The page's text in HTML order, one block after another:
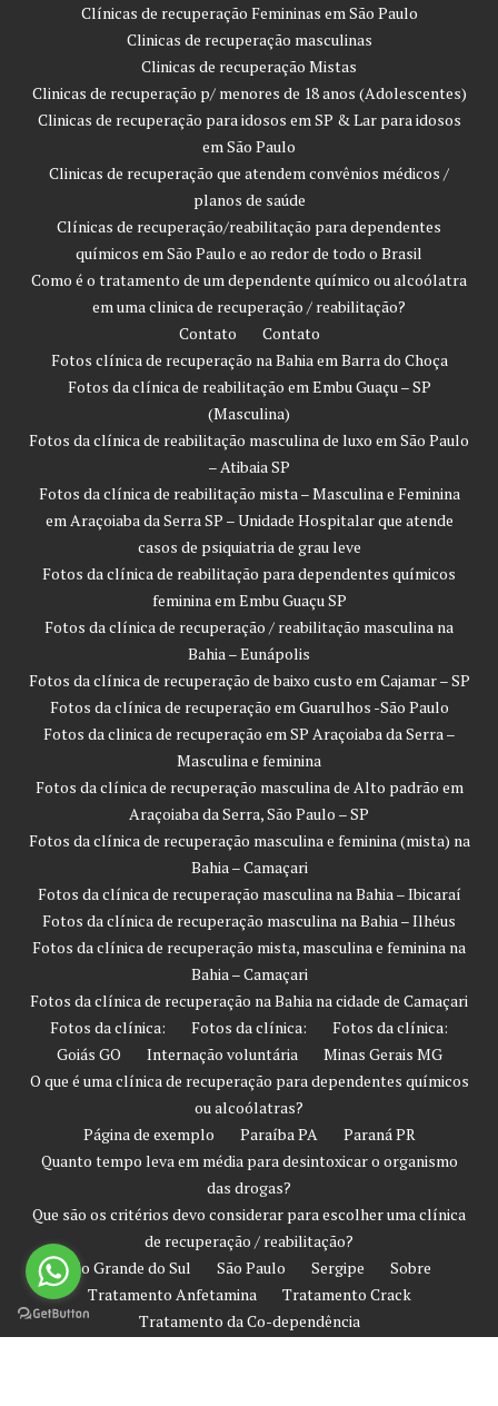
Clínicas de recuperação Femininas em São Paulo
Clinicas de recuperação masculinas
Clinicas de recuperação Mistas
Clinicas de recuperação p/ menores de 18 anos (Adolescentes)
Clinicas de recuperação para idosos em SP & Lar para idosos
em São Paulo
Clinicas de recuperação que atendem convênios médicos /
planos de saúde
Clínicas de recuperação/reabilitação para dependentes
químicos em São Paulo e ao redor de todo o Brasil
Como é o tratamento de um dependente químico ou alcoólatra
em uma clinica de recuperação / reabilitação?
Contato
Contato
Fotos clínica de recuperação na Bahia em Barra do Choça
Fotos da clínica de reabilitação em Embu Guaçu – SP
(Masculina)
Fotos da clínica de reabilitação masculina de luxo em São Paulo
– Atibaia SP
Fotos da clínica de reabilitação mista – Masculina e Feminina
em Araçoiaba da Serra SP – Unidade Hospitalar que atende
casos de psiquiatria de grau leve
Fotos da clínica de reabilitação para dependentes químicos
feminina em Embu Guaçu SP
Fotos da clínica de recuperação / reabilitação masculina na
Bahia – Eunápolis
Fotos da clínica de recuperação de baixo custo em Cajamar – SP
Fotos da clínica de recuperação em Guarulhos -São Paulo
Fotos da clinica de recuperação em SP Araçoiaba da Serra –
Masculina e feminina
Fotos da clínica de recuperação masculina de Alto padrão em
Araçoiaba da Serra, São Paulo – SP
Fotos da clínica de recuperação masculina e feminina (mista) na
Bahia – Camaçari
Fotos da clínica de recuperação masculina na Bahia – Ibicaraí
Fotos da clínica de recuperação masculina na Bahia – Ilhéus
Fotos da clínica de recuperação mista, masculina e feminina na
Bahia – Camaçari
Fotos da clínica de recuperação na Bahia na cidade de Camaçari
Fotos da clínica:
Fotos da clínica:
Fotos da clínica:
Goiás GO
Internação voluntária
Minas Gerais MG
O que é uma clínica de recuperação para dependentes químicos
ou alcoólatras?
Página de exemplo
Paraíba PA
Paraná PR
Quanto tempo leva em média para desintoxicar o organismo
das drogas?
Que são os critérios devo considerar para escolher uma clínica
de recuperação / reabilitação?
Rio Grande do Sul
São Paulo Sergipe
Sobre
Tratamento Anfetamina
Tratamento Crack
Tratamento da Co-dependência